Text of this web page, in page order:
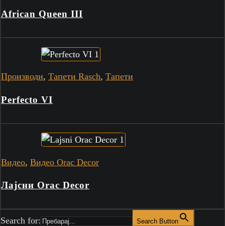
African Queen III
Производи, Тапети Rasch, Тапети
Perfecto VI
Видео, Видео Orac Decor
Лајсни Orac Decor
Search for: Search Button